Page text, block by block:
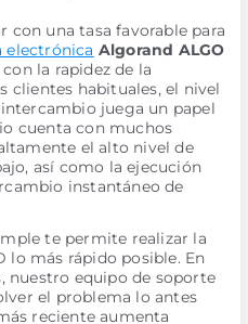
una tasa favorable para
electrónica Algorand ALGO
la rapidez de la
clientes habituales, el nivel
juega un papel
cuenta con muchos
el alto nivel de
así como la ejecución
instantáneo de
te permite realizar la
lo más rápido posible. En
nuestro equipo de soporte
el problema lo antes
reciente aumenta